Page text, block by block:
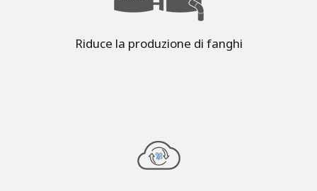
Riduce la produzione di fanghi